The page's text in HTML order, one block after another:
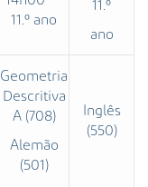
11.º ano
11.º
ano
Geometria
Descritiva
A (708)
Alemão
(501)
Inglês
(550)